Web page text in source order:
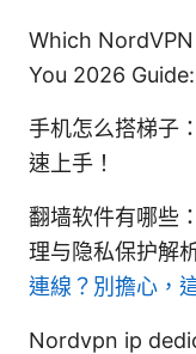
Which
You 2026
手机怎么搭梯子
速上手！
翻墙软件有哪些
理与隐私保护解
連線？別擔心，
Nordvpn ip